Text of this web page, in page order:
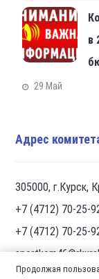
в
29 Май
Адрес
305000, г.Курск,
+7 (4712) 70-25-
+7 (4712) 70-25-
Продолжая